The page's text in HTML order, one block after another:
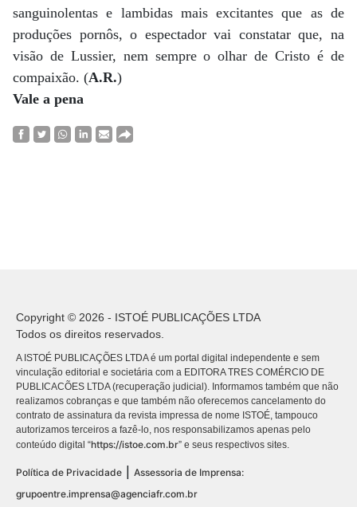
sanguinolentas e lambidas mais excitantes que as de
produções pornôs, o espectador vai constatar que, na
visão de Lussier, nem sempre o olhar de Cristo é de
compaixão. (A.R.)
Vale a pena
Copyright © 2026 - ISTOÉ PUBLICAÇÕES LTDA
Todos os direitos reservados.
A ISTOÉ PUBLICAÇÕES LTDA é um portal digital independente e sem
vinculação editorial e societária com a EDITORA TRES COMÉRCIO DE
PUBLICACÕES LTDA (recuperação judicial). Informamos também que não
realizamos cobranças e que também não oferecemos cancelamento do
contrato de assinatura da revista impressa de nome ISTOÉ, tampouco
autorizamos terceiros a fazê-lo, nos responsabilizamos apenas pelo
conteúdo digital “https://istoe.com.br” e seus respectivos sites.
Política de Privacidade
Assessoria de Imprensa:
grupoentre.imprensa@agenciafr.com.br